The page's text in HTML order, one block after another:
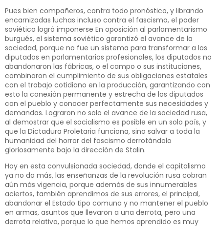
Pues bien compañeros, contra todo pronóstico, y librando
encarnizadas luchas incluso contra el fascismo, el poder
soviético logró imponerse En oposición al parlamentarismo
burgués, el sistema soviético garantizó el avance de la
sociedad, porque no fue un sistema para transformar a los
diputados en parlamentarios profesionales, los diputados no
abandonaron las fábricas, o el campo o sus instituciones,
combinaron el cumplimiento de sus obligaciones estatales
con el trabajo cotidiano en la producción, garantizando con
esto la conexión permanente y estrecha de los diputados
con el pueblo y conocer perfectamente sus necesidades y
demandas. Lograron no solo el avance de la sociedad rusa,
al demostrar que el socialismo es posible en un solo país, y
que la Dictadura Proletaria funciona, sino salvar a toda la
humanidad del horror del fascismo derrotándolo
gloriosamente bajo la dirección de Stalin.
Hoy en esta convulsionada sociedad, donde el capitalismo
ya no da más, las enseñanzas de la revolución rusa cobran
aún más vigencia, porque además de sus innumerables
aciertos, también aprendimos de sus errores, el principal,
abandonar el Estado tipo comuna y no mantener el pueblo
en armas, asuntos que llevaron a una derrota, pero una
derrota relativa, porque lo que hemos aprendido es muy